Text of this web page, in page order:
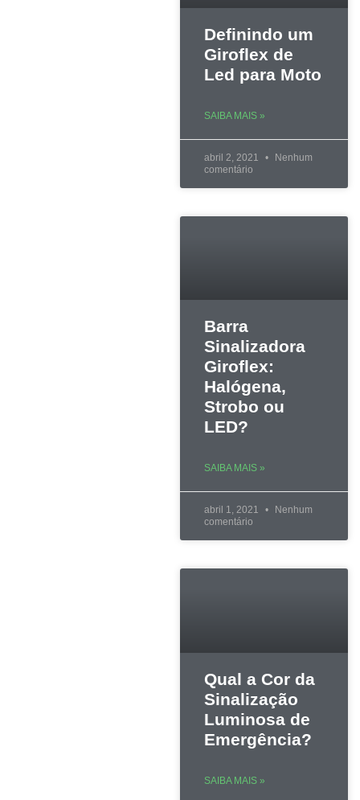
Definindo um
Giroflex de
Led para Moto
SAIBA MAIS »
abril 2, 2021
Nenhum
comentário
Barra
Sinalizadora
Giroflex:
Halógena,
Strobo ou
LED?
SAIBA MAIS »
abril 1, 2021
Nenhum
comentário
Qual a Cor da
Sinalização
Luminosa de
Emergência?
SAIBA MAIS »